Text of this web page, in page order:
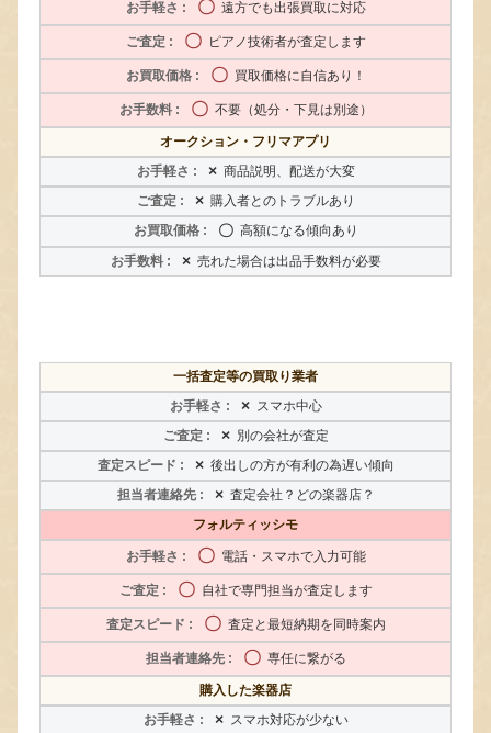
〇 遠方でも出張買取に対応
〇 ピアノ技術者が査定します
〇 買取価格に自信あり！
〇 不要（処分・下見は別途）
オークション・フリマアプリ
× 商品説明、配送が大変
× 購入者とのトラブルあり
〇 高額になる傾向あり
× 売れた場合は出品手数料が必要
一括査定等の買取り業者
× スマホ中心
× 別の会社が査定
× 後出しの方が有利の為遅い傾向
× 査定会社？どの楽器店？
フォルティッシモ
〇 電話・スマホで入力可能
〇 自社で専門担当が査定します
〇 査定と最短納期を同時案内
〇 専任に繋がる
購入した楽器店
× スマホ対応が少ない